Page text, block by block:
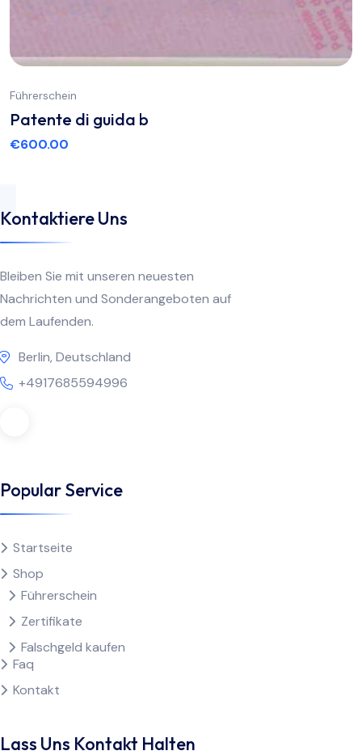
Führerschein
Patente di guida b
€600.00
Kontaktiere Uns
Bleiben Sie mit unseren neuesten
Nachrichten und Sonderangeboten auf
dem Laufenden.
Berlin, Deutschland
+4917685594996
Popular Service
Startseite
Shop
Führerschein
Zertifikate
Falschgeld kaufen
Faq
Kontakt
Lass Uns Kontakt Halten